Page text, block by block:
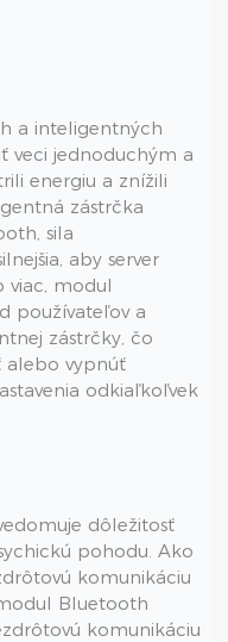
a inteligentných
veci jednoduchým a
energiu a znížili
zástrčka
sila
aby server
viac, modul
používateľov a
zástrčky, čo
alebo vypnúť
odkiaľkoľvek
dôležitosť
pohodu. Ako
komunikáciu
Bluetooth
komunikáciu